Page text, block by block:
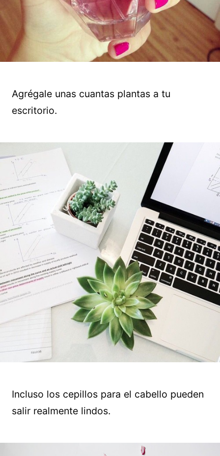
Agrégale unas cuantas plantas a tu
escritorio.
Incluso los cepillos para el cabello pueden
salir realmente lindos.